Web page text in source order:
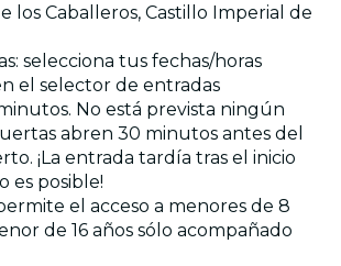
los Caballeros, Castillo Imperial de
selecciona tus fechas/horas
el selector de entradas
No está prevista ningún
abren 30 minutos antes del
¡La entrada tardía tras el inicio
es posible!
el acceso a menores de 8
de 16 años sólo acompañado